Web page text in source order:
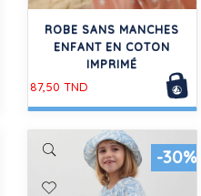
ROBE SANS MANCHES
ENFANT EN COTON
IMPRIMÉ
87,50 TND
-30%